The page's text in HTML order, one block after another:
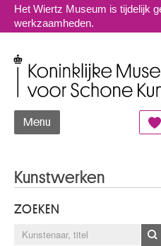
Het Wiertz Museum is tijdelijk
werkzaamheden.
Menu
Kunstwerken
ZOEKEN